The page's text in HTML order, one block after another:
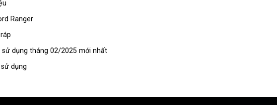
Ranger
dụng tháng 02/2025 mới nhất
dụng